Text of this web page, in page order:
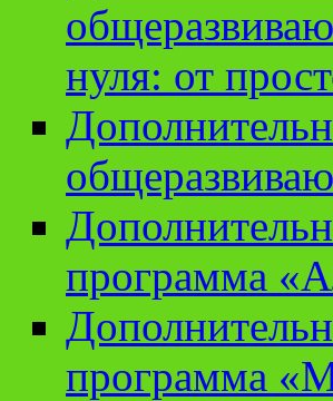
нуля: от
программа
программа